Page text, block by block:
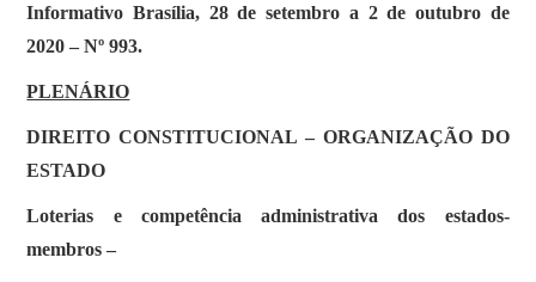
CONTATO
SOBRE
Informativo Brasília, 28 de setembro a 2 de outubro de
2020 – Nº 993.
PLENÁRIO
DIREITO CONSTITUCIONAL – ORGANIZAÇÃO DO
ESTADO
Loterias e competência administrativa dos estados-
membros –